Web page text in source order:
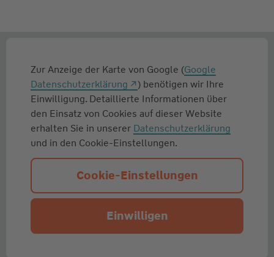
Zur Anzeige der Karte von Google (Google
Datenschutzerklärung
) benötigen wir Ihre
Einwilligung. Detaillierte Informationen über
den Einsatz von Cookies auf dieser Website
erhalten Sie in unserer Datenschutzerklärung
und in den Cookie-Einstellungen.
Cookie-Einstellungen
Einwilligen